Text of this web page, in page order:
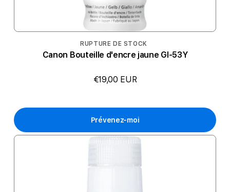
RUPTURE DE STOCK
Canon Bouteille d'encre jaune GI-53Y
€19,00 EUR
Prévenez-moi